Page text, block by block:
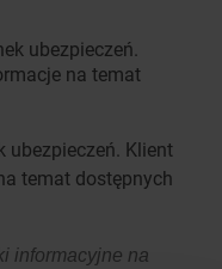
ubezpieczeń.
na temat
ubezpieczeń. Klient
temat dostępnych
informacyjne na